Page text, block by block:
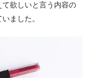
て欲しいと言う内容の
ました。